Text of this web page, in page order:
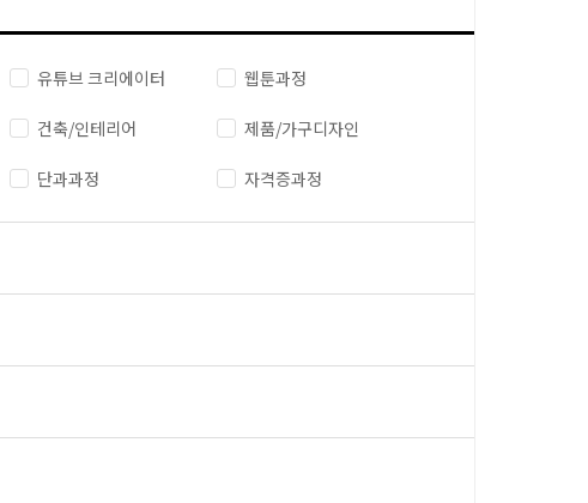
유튜브 크리에이터 웹툰과정
건축/인테리어 제품/가구디자인
단과과정 자격증과정